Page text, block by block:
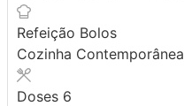
Refeição Bolos
Cozinha Contemporânea
Doses 6